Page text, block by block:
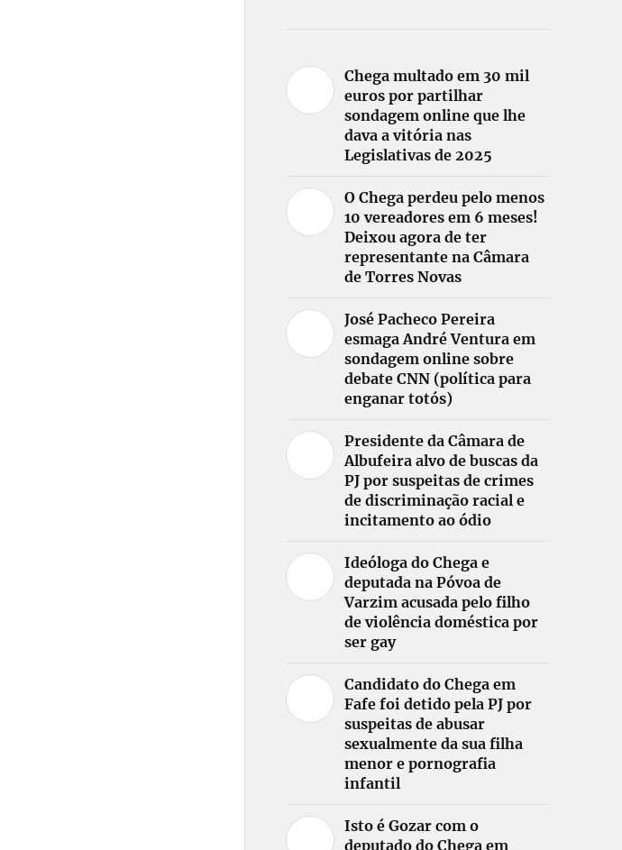
Chega multado em 30 mil
euros por partilhar
sondagem online que lhe
dava a vitória nas
Legislativas de 2025
O Chega perdeu pelo menos
10 vereadores em 6 meses!
Deixou agora de ter
representante na Câmara
de Torres Novas
José Pacheco Pereira
esmaga André Ventura em
sondagem online sobre
debate CNN (política para
enganar totós)
Presidente da Câmara de
Albufeira alvo de buscas da
PJ por suspeitas de crimes
de discriminação racial e
incitamento ao ódio
Ideóloga do Chega e
deputada na Póvoa de
Varzim acusada pelo filho
de violência doméstica por
ser gay
Candidato do Chega em
Fafe foi detido pela PJ por
suspeitas de abusar
sexualmente da sua filha
menor e pornografia
infantil
Isto é Gozar com o
deputado do Chega em